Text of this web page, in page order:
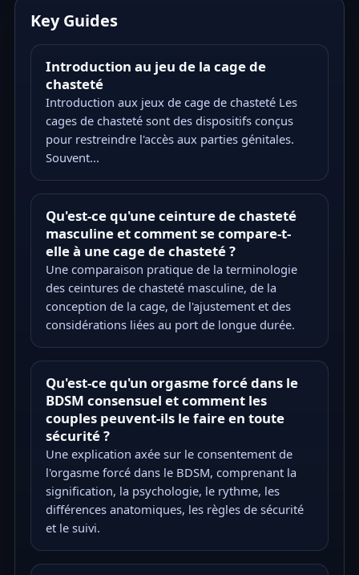
Key Guides
Introduction au jeu de la cage de
chasteté
Introduction aux jeux de cage de chasteté Les
cages de chasteté sont des dispositifs conçus
pour restreindre l'accès aux parties génitales.
Souvent...
Qu'est-ce qu'une ceinture de chasteté
masculine et comment se compare-t-
elle à une cage de chasteté ?
Une comparaison pratique de la terminologie
des ceintures de chasteté masculine, de la
conception de la cage, de l'ajustement et des
considérations liées au port de longue durée.
Qu'est-ce qu'un orgasme forcé dans le
BDSM consensuel et comment les
couples peuvent-ils le faire en toute
sécurité ?
Une explication axée sur le consentement de
l'orgasme forcé dans le BDSM, comprenant la
signification, la psychologie, le rythme, les
différences anatomiques, les règles de sécurité
et le suivi.